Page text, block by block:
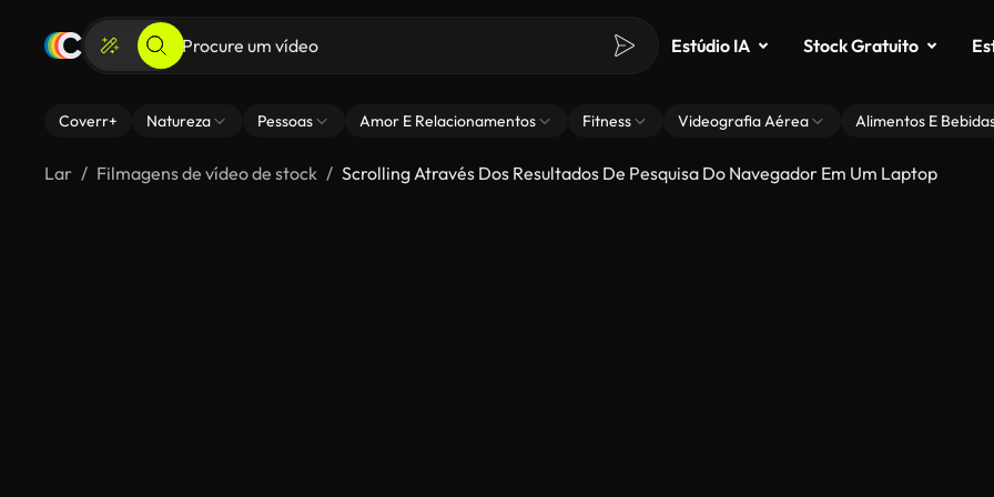
Estúdio IA Stock Gratuito
Coverr+ Natureza Pessoas Amor E Relacionamentos Fitness Videografia Aérea Alimentos E
Lar Filmagens de vídeo de stock Scrolling Através Dos Resultados De Pesquisa Do Navegador Em Um Laptop